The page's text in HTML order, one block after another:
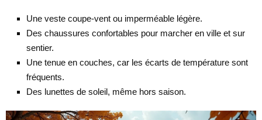
Une veste coupe-vent ou imperméable légère.
Des chaussures confortables pour marcher en ville et sur
sentier.
Une tenue en couches, car les écarts de température sont
fréquents.
Des lunettes de soleil, même hors saison.